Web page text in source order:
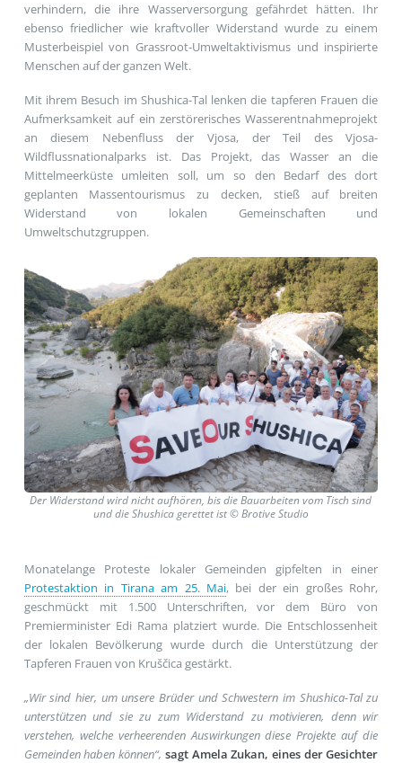
verhindern, die ihre Wasserversorgung gefährdet hätten. Ihr
ebenso friedlicher wie kraftvoller Widerstand wurde zu einem
Musterbeispiel von Grassroot-Umweltaktivismus und inspirierte
Menschen auf der ganzen Welt.
Mit ihrem Besuch im Shushica-Tal lenken die tapferen Frauen die
Aufmerksamkeit auf ein zerstörerisches Wasserentnahmeprojekt
an diesem Nebenfluss der Vjosa, der Teil des Vjosa-
Wildflussnationalparks ist. Das Projekt, das Wasser an die
Mittelmeerküste umleiten soll, um so den Bedarf des dort
geplanten Massentourismus zu decken, stieß auf breiten
Widerstand von lokalen Gemeinschaften und
Umweltschutzgruppen.
Der Widerstand wird nicht aufhören, bis die Bauarbeiten vom Tisch sind
und die Shushica gerettet ist © Brotive Studio
Monatelange Proteste lokaler Gemeinden gipfelten in einer
Protestaktion in Tirana am 25. Mai, bei der ein großes Rohr,
geschmückt mit 1.500 Unterschriften, vor dem Büro von
Premierminister Edi Rama platziert wurde. Die Entschlossenheit
der lokalen Bevölkerung wurde durch die Unterstützung der
Tapferen Frauen von Kruščica gestärkt.
„Wir sind hier, um unsere Brüder und Schwestern im Shushica-Tal zu
unterstützen und sie zu zum Widerstand zu motivieren, denn wir
verstehen, welche verheerenden Auswirkungen diese Projekte auf die
Gemeinden haben können“, sagt Amela Zukan, eines der Gesichter